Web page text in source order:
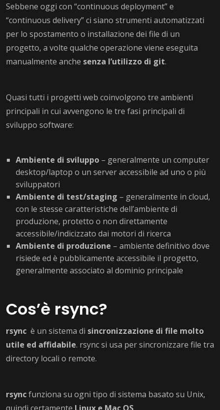
Sebbene oggi con “continuous deployment” e
“continuous delivery” ci siano strumenti automatizzati
per lo spostamento o installazione dei file di un
progetto, a volte qualche operazione viene eseguita
manualmente anche senza l’utilizzo di git.
Quasi tutti i progetti web coinvolgono tre ambienti
principali in cui avvengono le tre fasi principali di
sviluppo software:
Ambiente di sviluppo – generalmente un computer
desktop/laptop o un server accessibile ad uno o più
sviluppatori
Ambiente di test/staging – generalmente in cloud,
con le stesse caratteristiche dell’ambiente di
produzione, protetto o non direttamente
accessibile/indicizzato dai motori di ricerca
Ambiente di produzione – ambiente definitivo dove
risiede ed è pubblicamente accessibile il progetto,
generalmente associato al dominio principale
Cos’è rsync?
rsync è un sistema di sincronizzazione di file molto
utile ed affidabile. rsync si usa per sincronizzare file tra
directory locali o remote.
rsyncfunziona su ogni tipo di sistema basato su Unix,